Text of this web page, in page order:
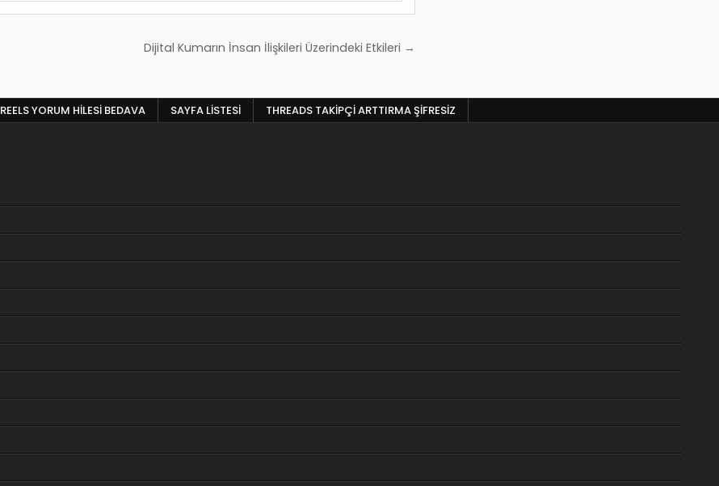
Dijital Kumarın İnsan İlişkileri Üzerindeki Etkileri →
REELS YORUM HILESI BEDAVA SAYFA LISTESI THREADS TAKIPÇI ARTTIRMA ŞIFRESIZ